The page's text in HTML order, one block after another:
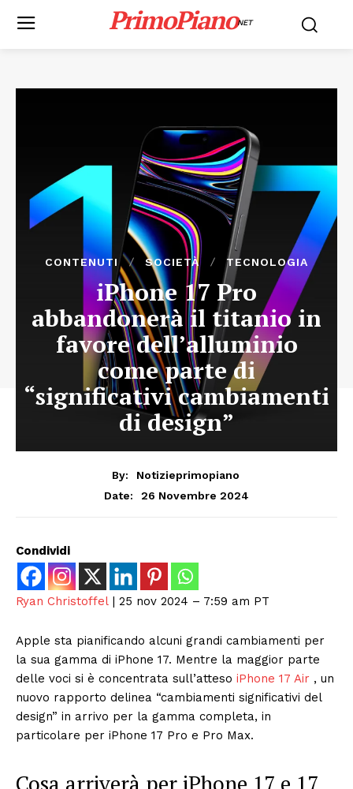
PrimoPianoNET
CONTENUTI SOCIETÀ TECNOLOGIA
iPhone 17 Pro
abbandonerà il titanio in
favore dell’alluminio
come parte di
“significativi cambiamenti
di design”
By:
Notizieprimopiano
Date:
26 Novembre 2024
Condividi
Ryan Christoffel | 25 nov 2024 – 7:59 am PT
Apple sta pianificando alcuni grandi cambiamenti per
la sua gamma di iPhone 17. Mentre la maggior parte
delle voci si è concentrata sull’atteso iPhone 17 Air , un
nuovo rapporto delinea “cambiamenti significativi del
design” in arrivo per la gamma completa, in
particolare per iPhone 17 Pro e Pro Max.
Cosa arriverà per iPhone 17 e 17